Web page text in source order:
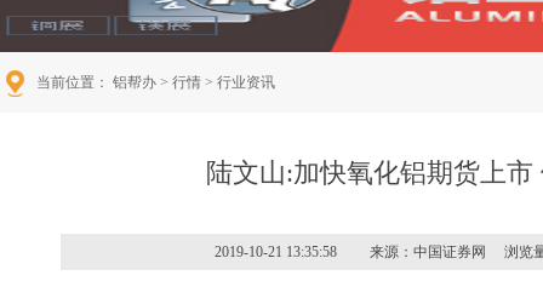
当前位置： 铝帮办 > 行情 > 行业资讯
陆文山:加快氧化铝期货上
2019-10-21 13:35:58 来源：中国证券网 浏览